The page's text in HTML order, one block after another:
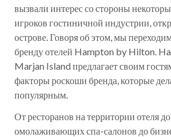
вызвали интерес со стороны
игроков гостиничной индустрии,
острове. Говоря об этом, мы
бренду отелей Hampton by Hilton.
Marjan Island предлагает своим
факторы роскоши бренда, которые
популярным.
От ресторанов на территории отеля
омолаживающих спа-салонов до